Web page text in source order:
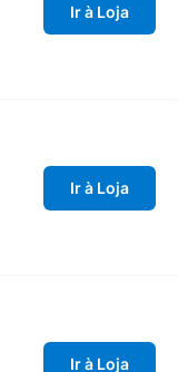
Ir à Loja
Ir à Loja
Ir à Loja